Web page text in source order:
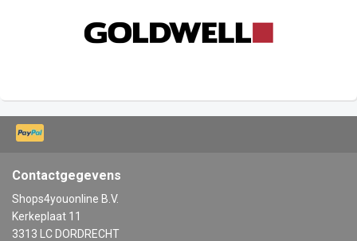
Contactgegevens
Shops4youonline B.V.
Kerkeplaat 11
3313 LC DORDRECHT